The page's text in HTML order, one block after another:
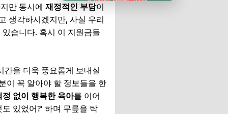
만 동시에 재정적인 부담이
생각하시겠지만, 사실 우리
습니다. 혹시 이 지원금들
간을 더욱 풍요롭게 보내실
이 꼭 알아야 할 정보들을 한
없이 행복한 육아를 이어
있었어?' 하며 무릎을 탁